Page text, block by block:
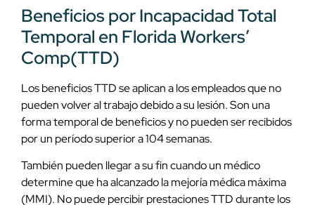
Beneficios por Incapacidad Total
Temporal en Florida Workers’
Comp(TTD)
Los beneficios TTD se aplican a los empleados que no
pueden volver al trabajo debido a su lesión. Son una
forma temporal de beneficios y no pueden ser recibidos
por un período superior a 104 semanas.
También pueden llegar a su fin cuando un médico
determine que ha alcanzado la mejoría médica máxima
(MMI). No puede percibir prestaciones TTD durante los